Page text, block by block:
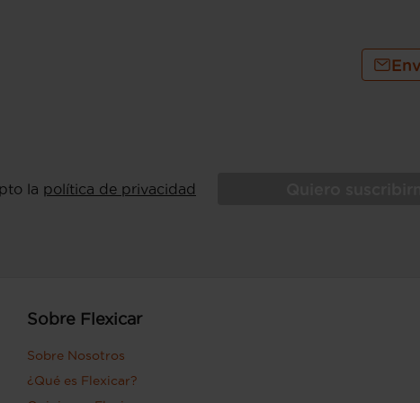
la política de privacidad
Sobre Flexicar
Sobre Nosotros
¿Qué es Flexicar?